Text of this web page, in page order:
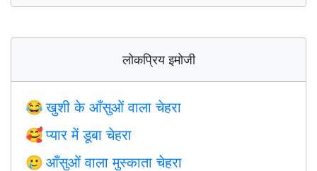
लोकप्रिय इमोजी
😂 खुशी के आँसुओं वाला चेहरा
🥰 प्यार में डूबा चेहरा
🥲 आँसुओं वाला मुस्काता चेहरा